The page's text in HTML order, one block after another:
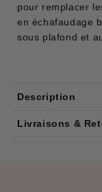
pour remplacer
en échafaudage
sous plafond et
Description
Livraisons &